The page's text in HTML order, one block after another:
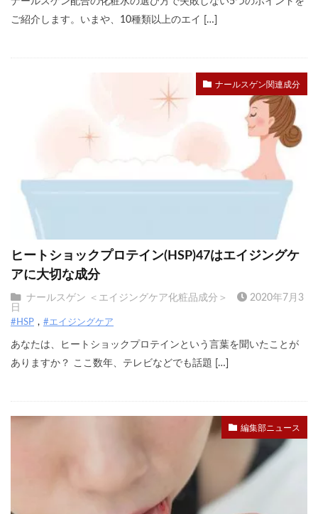
ご紹介します。いまや、10種類以上のエイ […]
ナールスゲン関連成分
ヒートショックプロテイン(HSP)47はエイジングケ
アに大切な成分
ナールスゲン ＜エイジングケア化粧品成分＞
2020年7月3
日
#HSP #エイジングケア
あなたは、ヒートショックプロテインという言葉を聞いたことが
ありますか？ ここ数年、テレビなどでも話題 […]
編集部ニュース